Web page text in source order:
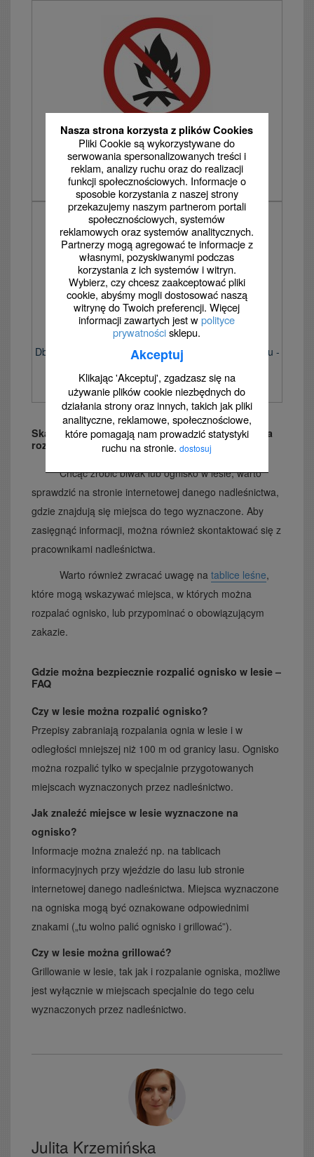
Nasza strona korzysta z plików Cookies
Pliki Cookie są wykorzystywane do
serwowania spersonalizowanych treści i
reklam, analizy ruchu oraz do realizacji
funkcji społecznościowych. Informacje o
sposobie korzystania z naszej strony
przekazujemy naszym partnerom portali
społecznościowych, systemów
reklamowych oraz systemów analitycznych.
Partnerzy mogą agregować te informacje z
własnymi, pozyskiwanymi podczas
korzystania z ich systemów i witryn.
Wybierz, czy chcesz zaakceptować pliki
cookie, abyśmy mogli dostosować naszą
witrynę do Twoich preferencji. Więcej
informacji zawartych jest wpolityce
prywatnościsklepu.
Akceptuj
Klikając 'Akceptuj', zgadzasz się na
używanie plików cookie niezbędnych do
działania strony oraz innych, takich jak pliki
analityczne, reklamowe, społecznościowe,
które pomagają nam prowadzić statystyki
ruchu na stronie.dostosuj
Zakaz rozpalania ognisk - znak bhp zakazujący
Dbaj o środowisko naturalne - nie zanieczyszczaj lasu -
znak, lasy - OB009
Skąd wziąć informację o tym, gdzie w lesie można
rozpalić ognisko lub rozbić namiot?
Chcąc zrobić biwak lub ognisko w lesie, warto
sprawdzić na stronie internetowej danego nadleśnictwa,
gdzie znajdują się miejsca do tego wyznaczone. Aby
zasięgnąć informacji, można również skontaktować się z
pracownikami nadleśnictwa.
Warto również zwracać uwagę na tablice leśne,
które mogą wskazywać miejsca, w których można
rozpalać ognisko, lub przypominać o obowiązującym
zakazie.
Gdzie można bezpiecznie rozpalić ognisko w lesie –
FAQ
Czy w lesie można rozpalić ognisko?
Przepisy zabraniają rozpalania ognia w lesie i w
odległości mniejszej niż 100 m od granicy lasu. Ognisko
można rozpalić tylko w specjalnie przygotowanych
miejscach wyznaczonych przez nadleśnictwo.
Jak znaleźć miejsce w lesie wyznaczone na
ognisko?
Informacje można znaleźć np. na tablicach
informacyjnych przy wjeździe do lasu lub stronie
internetowej danego nadleśnictwa. Miejsca wyznaczone
na ogniska mogą być oznakowane odpowiednimi
znakami („tu wolno palić ognisko i grillować”).
Czy w lesie można grillować?
Grillowanie w lesie, tak jak i rozpalanie ogniska, możliwe
jest wyłącznie w miejscach specjalnie do tego celu
wyznaczonych przez nadleśnictwo.
Julita Krzemińska